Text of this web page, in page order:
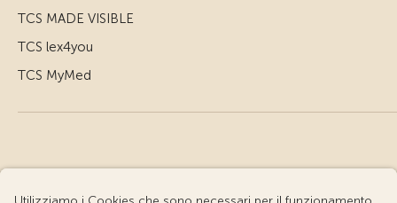
TCS MADE VISIBLE
TCS lex4you
TCS MyMed